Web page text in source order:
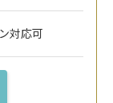
対応可